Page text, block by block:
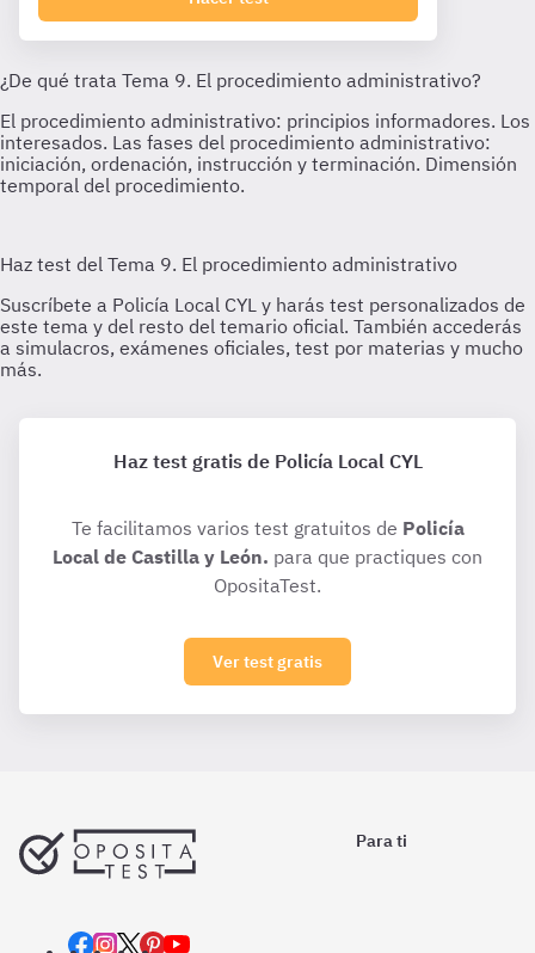
Haz test gratis de Policía Local CYL
Te facilitamos varios test gratuitos de Policía
Local de Castilla y León. para que practiques con
OpositaTest.
Ver test gratis
Para ti